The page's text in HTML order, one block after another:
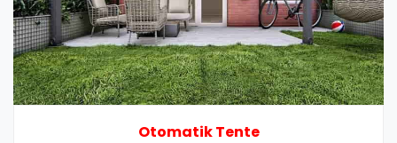
Otomatik Tente